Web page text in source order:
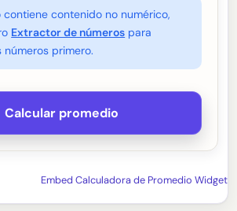
contiene contenido no numérico,
Extractor de números para
números primero.
Calcular promedio
Embed Calculadora de Promedio Widget